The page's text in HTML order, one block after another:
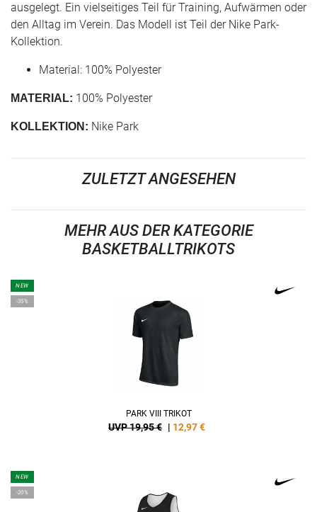
ausgelegt. Ein vielseitiges Teil für Training, Aufwärmen oder
den Alltag im Verein. Das Modell ist Teil der Nike Park-
Kollektion.
Material: 100% Polyester
MATERIAL: 100% Polyester
KOLLEKTION: Nike Park
ZULETZT ANGESEHEN
MEHR AUS DER KATEGORIE
BASKETBALLTRIKOTS
NEW
-35%
PARK VIII TRIKOT
UVP 19,95 € | 12,97€
NEW
-20%